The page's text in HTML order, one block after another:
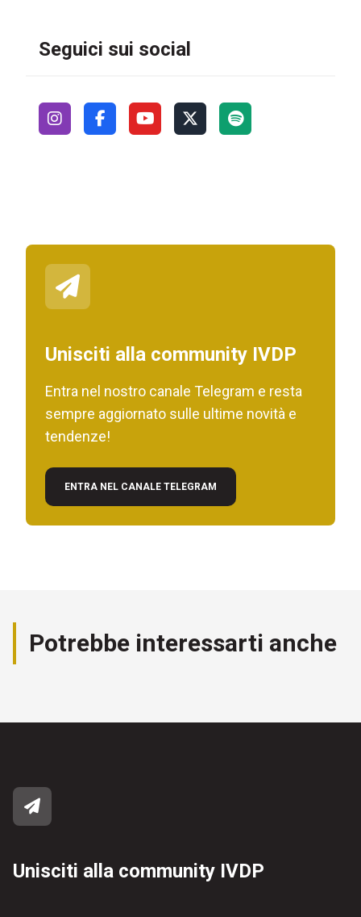
Seguici sui social
Unisciti alla community IVDP
Entra nel nostro canale Telegram e resta
sempre aggiornato sulle ultime novità e
tendenze!
ENTRA NEL CANALE TELEGRAM
Potrebbe interessarti anche
Unisciti alla community IVDP